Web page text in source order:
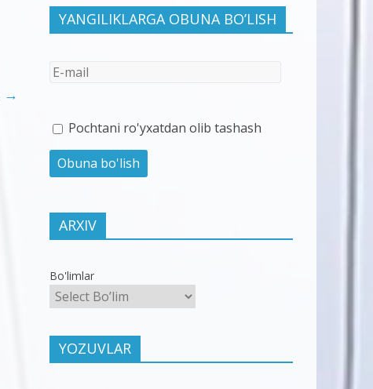
→
YANGILIKLARGA OBUNA BO’LISH
Pochtani ro'yxatdan olib tashash
ARXIV
Bo'limlar
YOZUVLAR